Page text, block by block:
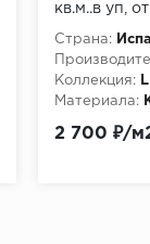
кв.м..в уп,
Страна:
Коллекция:
Материала:
2 700 ₽/